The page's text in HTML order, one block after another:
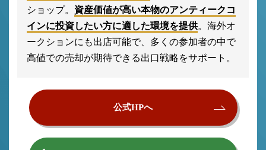
ショップ。 資産価値が高い本物のアンティークコ
インに投資したい方に適した環境を提供。海外オ
ークションにも出店可能で、多くの参加者の中で
高値での売却が期待できる出口戦略をサポート。
公式HPへ